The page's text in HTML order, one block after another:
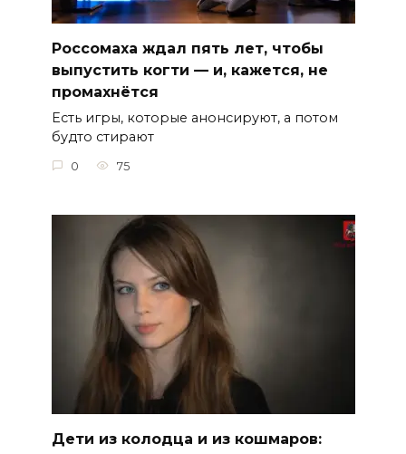
Россомаха ждал пять лет, чтобы
выпустить когти — и, кажется, не
промахнётся
Есть игры, которые анонсируют, а потом
будто стирают
0 75
Дети из колодца и из кошмаров: